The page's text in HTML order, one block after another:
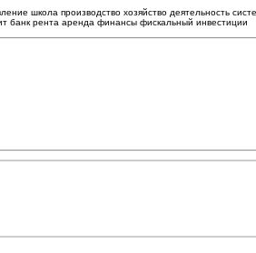
школа производство хозяйство деятельность
банк рента аренда финансы фискальный инвестиции